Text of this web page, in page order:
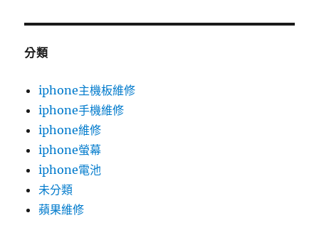
分類
iphone主機板維修
iphone手機維修
iphone維修
iphone螢幕
iphone電池
未分類
蘋果維修